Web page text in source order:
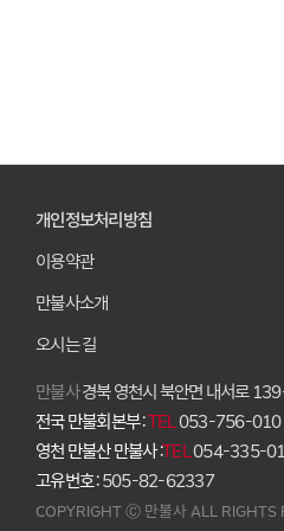
개인정보처리방침
이용약관
만불사소개
오시는 길
만불사경북 영천시 북안면 내서로
전국 만불회본부 :TEL053-756-
영천 만불산 만불사 :TEL054-335-
고유번호 :505-82-62337
COPYRIGHT Ⓒ 만불사 ALL RIGHTS